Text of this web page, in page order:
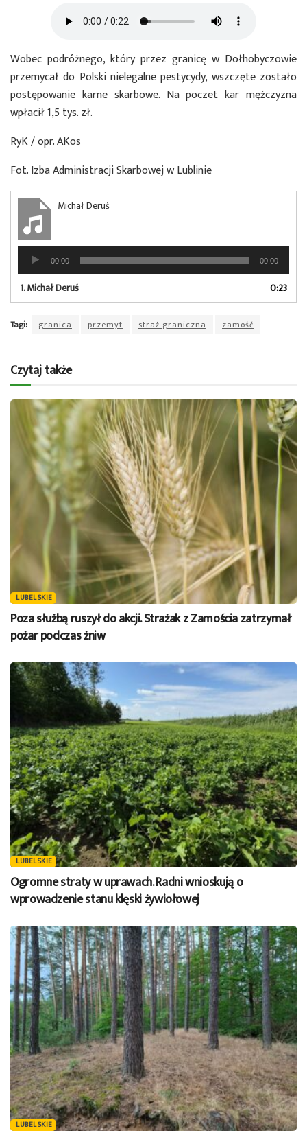
Wobec podróżnego, który przez granicę w Dołhobyczowie
przemycał do Polski nielegalne pestycydy, wszczęte zostało
postępowanie karne skarbowe. Na poczet kar mężczyzna
wpłacił 1,5 tys. zł.
RyK / opr. AKos
Fot. Izba Administracji Skarbowej w Lublinie
Michał Deruś
Odtwarzacz
plików
dźwiękowych
00:00 00:00
1.Michał Deruś 0:23
Tagi: granica przemyt straż graniczna zamość
Czytaj także
LUBELSKIE
Poza służbą ruszył do akcji. Strażak z Zamościa zatrzymał
pożar podczas żniw
LUBELSKIE
Ogromne straty w uprawach. Radni wnioskują o
wprowadzenie stanu klęski żywiołowej
LUBELSKIE